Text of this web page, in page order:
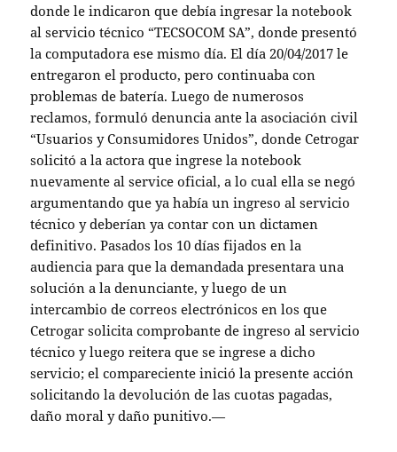
donde le indicaron que debía ingresar la notebook
al servicio técnico “TECSOCOM SA”, donde presentó
la computadora ese mismo día. El día 20/04/2017 le
entregaron el producto, pero continuaba con
problemas de batería. Luego de numerosos
reclamos, formuló denuncia ante la asociación civil
“Usuarios y Consumidores Unidos”, donde Cetrogar
solicitó a la actora que ingrese la notebook
nuevamente al service oficial, a lo cual ella se negó
argumentando que ya había un ingreso al servicio
técnico y deberían ya contar con un dictamen
definitivo. Pasados los 10 días fijados en la
audiencia para que la demandada presentara una
solución a la denunciante, y luego de un
intercambio de correos electrónicos en los que
Cetrogar solicita comprobante de ingreso al servicio
técnico y luego reitera que se ingrese a dicho
servicio; el compareciente inició la presente acción
solicitando la devolución de las cuotas pagadas,
daño moral y daño punitivo.—